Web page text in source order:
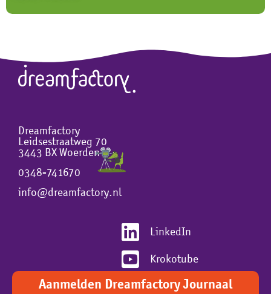
Dreamfactory
Leidsestraatweg 70
3443 BX Woerden
0348-741670
info@dreamfactory.nl
LinkedIn
Krokotube
Aanmelden Dreamfactory Journaal